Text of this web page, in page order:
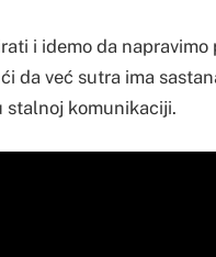
i idemo da napravimo
da već sutra ima
stalnoj komunikaciji.